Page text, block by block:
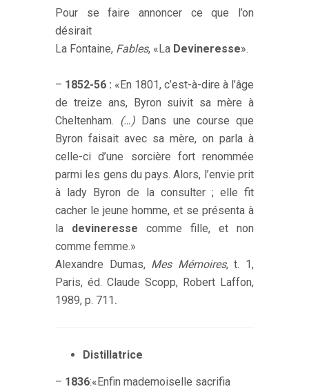
Pour se faire annoncer ce que l’on
désirait
La Fontaine, Fables, «La Devineresse».
– 1852-56 : «En 1801, c’est-à-dire à l’âge
de treize ans, Byron suivit sa mère à
Cheltenham. (…) Dans une course que
Byron faisait avec sa mère, on parla à
celle-ci d’une sorcière fort renommée
parmi les gens du pays. Alors, l’envie prit
à lady Byron de la consulter ; elle fit
cacher le jeune homme, et se présenta à
la devineresse comme fille, et non
comme femme.»
Alexandre Dumas, Mes Mémoires, t. 1,
Paris, éd. Claude Scopp, Robert Laffon,
1989, p. 711 .
Distillatrice
– 1836:«Enfin mademoiselle sacrifia